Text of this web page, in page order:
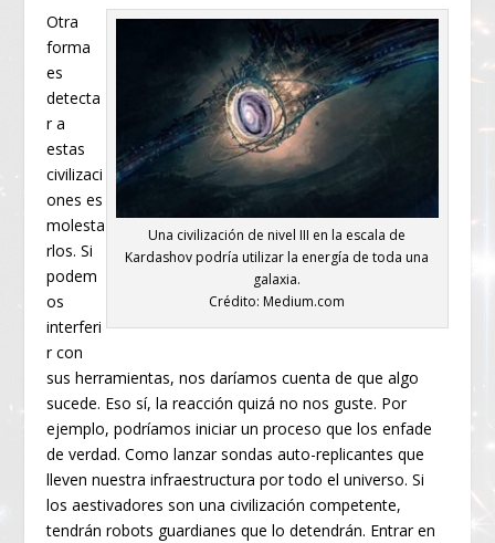
Una civilización de nivel III en la escala de
Kardashov podría utilizar la energía de toda una
galaxia.
Crédito: Medium.com
Otra
forma
es
detecta
r a
estas
civilizaci
ones es
molesta
rlos. Si
podem
os
interferi
r con
sus herramientas, nos daríamos cuenta de que algo
sucede. Eso sí, la reacción quizá no nos guste. Por
ejemplo, podríamos iniciar un proceso que los enfade
de verdad. Como lanzar sondas auto-replicantes que
lleven nuestra infraestructura por todo el universo. Si
los aestivadores son una civilización competente,
tendrán robots guardianes que lo detendrán. Entrar en